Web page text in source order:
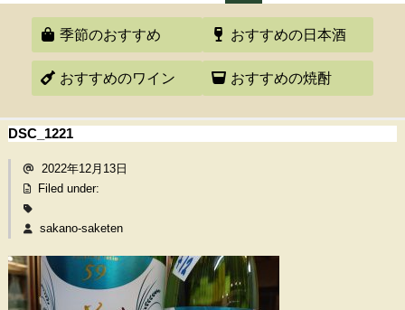
季節のおすすめ おすすめの日本酒
おすすめのワイン おすすめの焼酎
DSC_1221
2022年12月13日
Filed under:
sakano-saketen